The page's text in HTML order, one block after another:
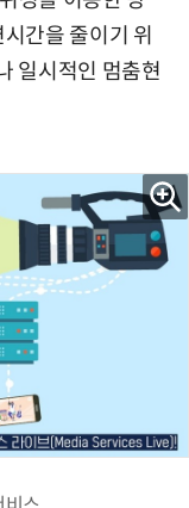
간을 줄이기 위
일시적인 멈춤현